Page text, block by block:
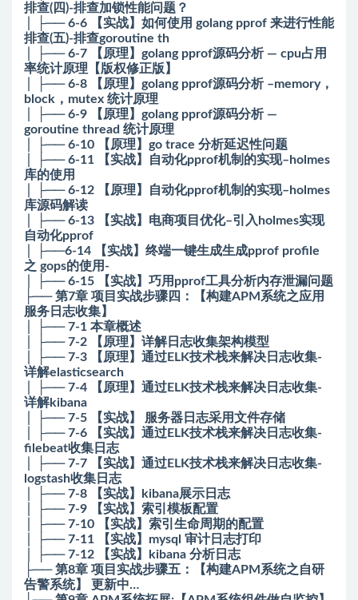
排查(四)-排查加锁性能问题？
│ ├── 6-6 【实战】如何使用 golang pprof 来进行性能
排查(五)-排查goroutine th
│ ├── 6-7 【原理】golang pprof源码分析 — cpu占用
率统计原理【版权修正版】
│ ├── 6-8 【原理】golang pprof源码分析 –memory，
block，mutex 统计原理
│ ├── 6-9 【原理】golang pprof源码分析 —
goroutine thread 统计原理
│ ├── 6-10 【原理】go trace 分析延迟性问题
│ ├── 6-11 【实战】自动化pprof机制的实现–holmes
库的使用
│ ├── 6-12 【原理】自动化pprof机制的实现–holmes
库源码解读
│ ├── 6-13 【实战】电商项目优化–引入holmes实现
自动化pprof
│ ├──6-14 【实战】终端一键生成生成pprof profile
之 gops的使用-
│ ├── 6-15 【实战】巧用pprof工具分析内存泄漏问题
├── 第7章 项目实战步骤四：【构建APM系统之应用
服务日志收集】
│ ├── 7-1 本章概述
│ ├── 7-2 【原理】详解日志收集架构模型
│ ├── 7-3 【原理】通过ELK技术栈来解决日志收集-
详解elasticsearch
│ ├── 7-4 【原理】通过ELK技术栈来解决日志收集-
详解kibana
│ ├── 7-5 【实战】 服务器日志采用文件存储
│ ├── 7-6 【实战】通过ELK技术栈来解决日志收集-
filebeat收集日志
│ ├── 7-7 【实战】通过ELK技术栈来解决日志收集-
logstash收集日志
│ ├── 7-8 【实战】kibana展示日志
│ ├── 7-9 【实战】索引模板配置
│ ├── 7-10 【实战】索引生命周期的配置
│ ├── 7-11 【实战】mysql 审计日志打印
│ ├── 7-12 【实战】kibana 分析日志
├── 第8章 项目实战步骤五：【构建APM系统之自研
告警系统】 更新中…